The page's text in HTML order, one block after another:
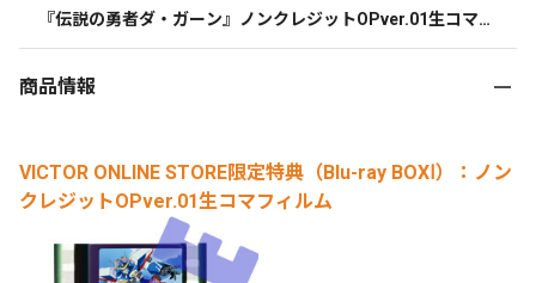
『伝説の勇者ダ・ガーン』ノンクレジットOPver.01生コマフ
商品情報
VICTOR ONLINE STORE限定特典（Blu-ray BOXⅠ）：ノン
クレジットOPver.01生コマフィルム